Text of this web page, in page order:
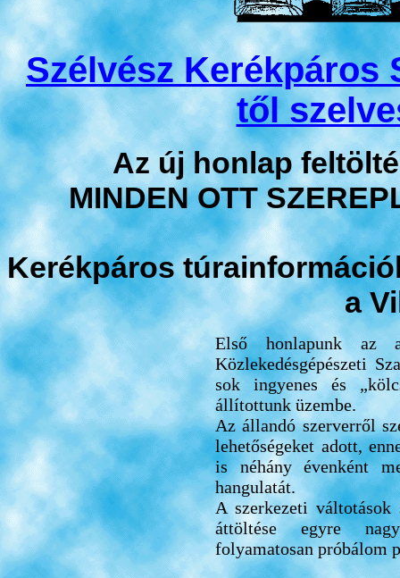
Szélvész Kerékpáros
től
Az új honlap
MINDEN OTT
Kerékpáros
a
Első honlapunk az
Közlekedésgépészeti
sok ingyenes és
állítottunk üzembe.
Az állandó szerverről
lehetőségeket adott,
is néhány évenként
hangulatát.
A szerkezeti váltotások
áttöltése egyre
folyamatosan próbálom